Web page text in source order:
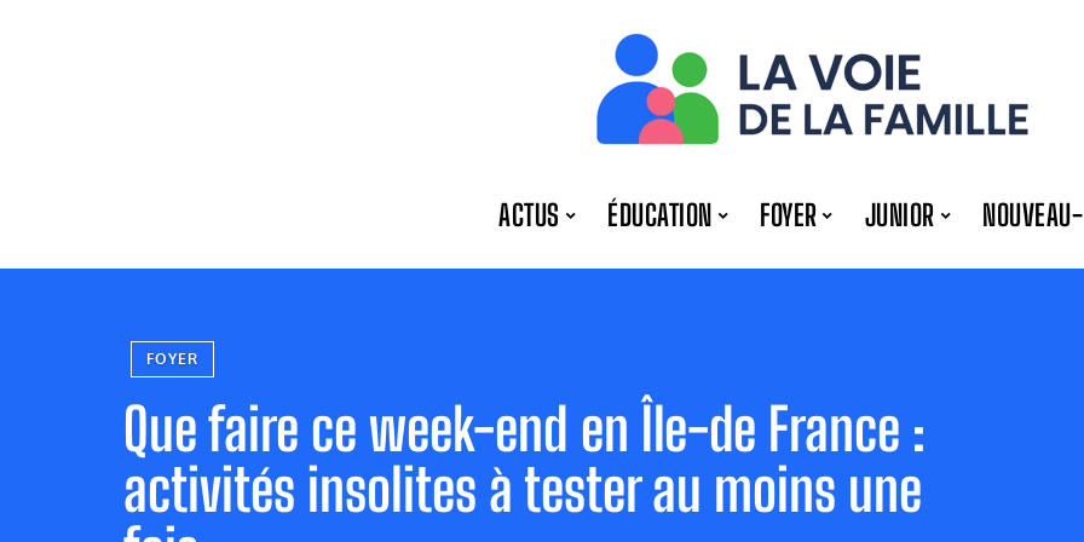
ACTUS ÉDUCATION FOYER JUNIOR
FOYER
Que faire ce week-end en Île-de France :
activités insolites à tester au moins une